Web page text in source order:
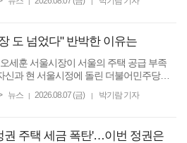
만원 이상 급등했고, 고금리 시기 수억원씩
도 넘었다" 반박한 이유는
세훈 서울시장이 서울의 주택 공급 부족
신과 현 서울시정에 돌린 더불어민주당을
시정 10년 동안 재개발·재건축 구역이 대
뉴스 | 2026.08.07 (금) | 박기람 기자
권 주택 세금 폭탄'…이번 정권은